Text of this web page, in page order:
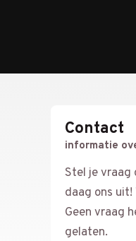
Contact
informatie
Stel je vraag
daag ons uit!
Geen vraag
gelaten.